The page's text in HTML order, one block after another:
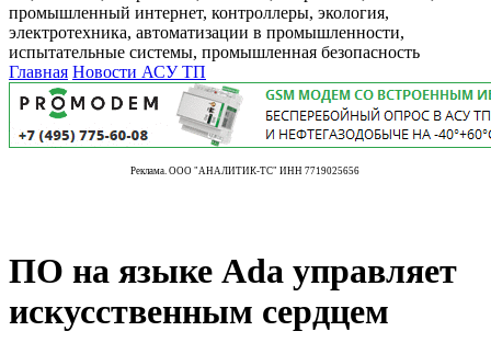
промышленный интернет, контроллеры, экология,
электротехника, автоматизации в промышленности,
испытательные системы, промышленная безопасность
Главная Новости АСУ ТП
Реклама. ООО "АНАЛИТИК-ТС" ИНН 7719025656
ПО на языке Ada управляет
искусственным сердцем